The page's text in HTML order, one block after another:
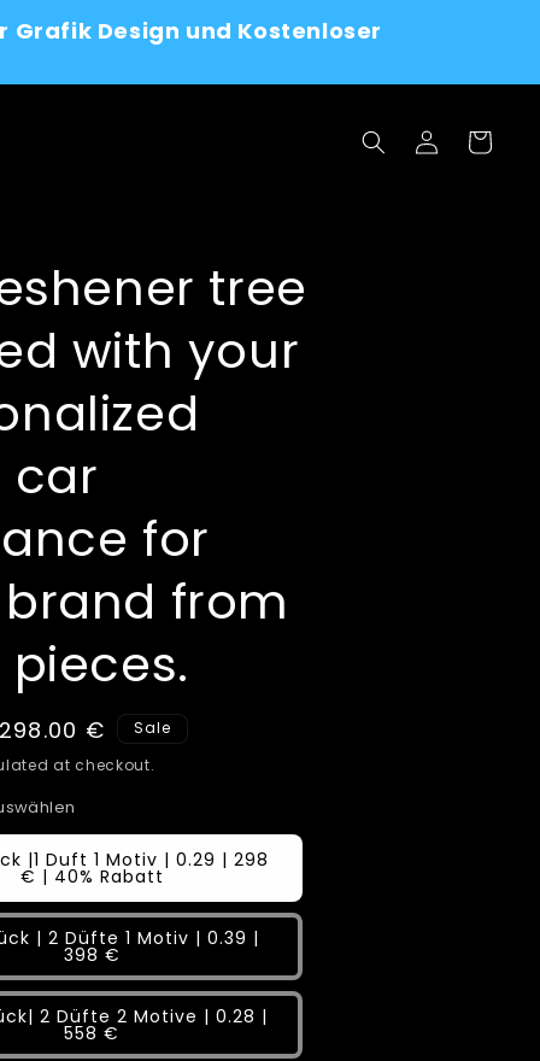
Design und Kostenloser
Log
in
Cart
tree
with your
car
for
from
pieces.
€
Sale
at checkout.
|1 Duft 1 Motiv | 0.29 | 298
€ | 40% Rabatt
| 2 Düfte 1 Motiv | 0.39 |
398 €
2 Düfte 2 Motive | 0.28 |
558 €